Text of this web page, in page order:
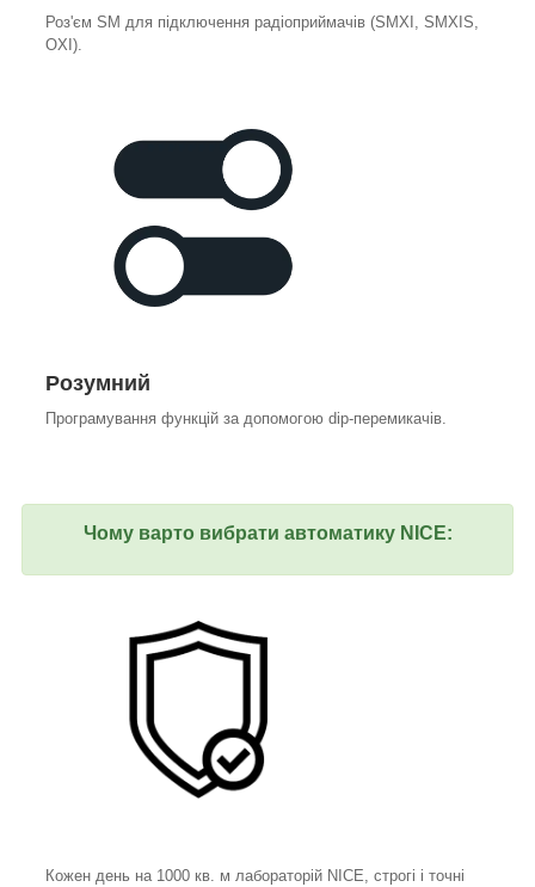
Роз'єм SM для підключення радіоприймачів (SMXI, SMXIS,
OXI).
Розумний
Програмування функцій за допомогою dip-перемикачів.
Чому варто вибрати автоматику NICE:
Кожен день на 1000 кв. м лабораторій NICE, строгі і точні